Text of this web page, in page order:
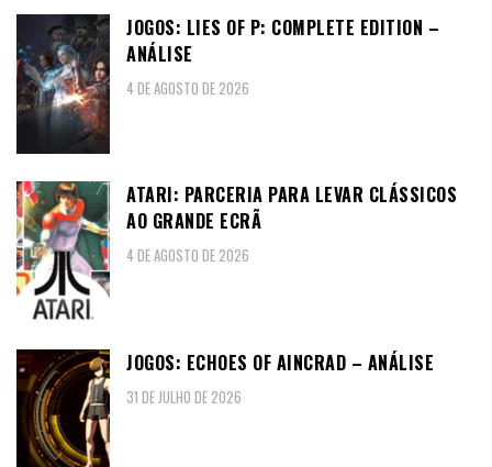
JOGOS: LIES OF P: COMPLETE EDITION –
ANÁLISE
4 DE AGOSTO DE 2026
ATARI: PARCERIA PARA LEVAR CLÁSSICOS
AO GRANDE ECRÃ
4 DE AGOSTO DE 2026
JOGOS: ECHOES OF AINCRAD – ANÁLISE
31 DE JULHO DE 2026